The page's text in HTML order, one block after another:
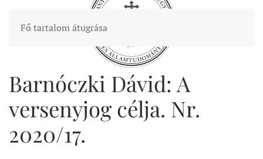
Fő tartalom átugrása
Barnóczki Dávid: A
versenyjog célja. Nr.
2020/17.